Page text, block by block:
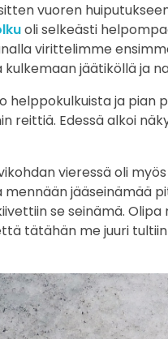
vuoren
oli selkeästi
virittelimme
kulkemaan jäätiköllä ja
helppokulkuista ja pian
reittiä. Edessä alkoi
vieressä oli
jääseinämää
se seinämä.
tätähän me juuri